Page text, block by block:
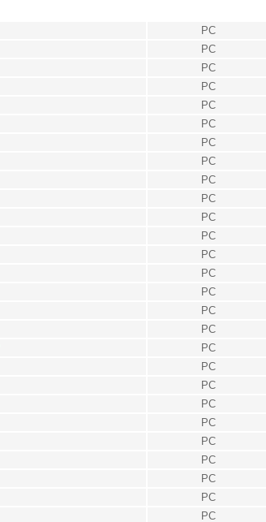
PC
PC
PC
PC
PC
PC
PC
PC
PC
PC
PC
PC
PC
PC
PC
PC
PC
PC
PC
PC
PC
PC
PC
PC
PC
PC
PC